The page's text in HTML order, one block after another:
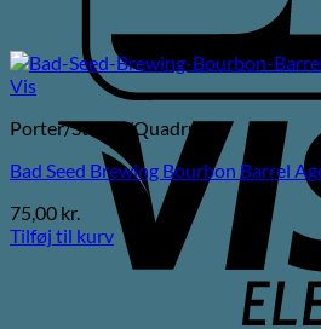
Vis
Porter/Stouts/Quadrupel
Bad Seed Brewing Bourbon Barrel
75,00 kr.
Tilføj til kurv